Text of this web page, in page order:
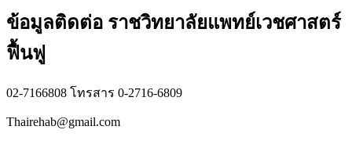
ข้อมูลติดต่อ ราชวิทยาลัยแพทย์เวชศาสตร์
ฟื้นฟู
02-7166808 โทรสาร 0-2716-6809
Thairehab@gmail.com